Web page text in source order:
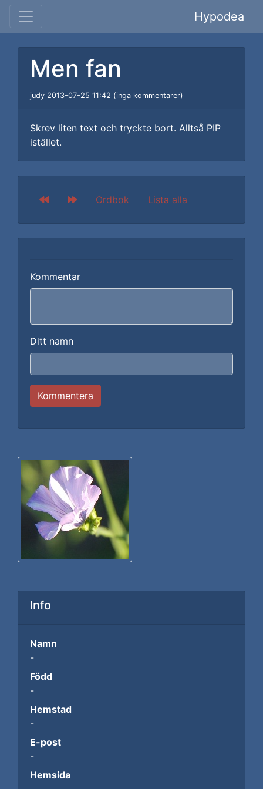
Hypodea
Men fan
judy 2013-07-25 11:42 (inga kommentarer)
Skrev liten text och tryckte bort. Alltså PIP
istället.
Ordbok Lista alla
Kommentar
Ditt namn
Kommentera
Info
Namn
-
Född
-
Hemstad
-
E-post
-
Hemsida